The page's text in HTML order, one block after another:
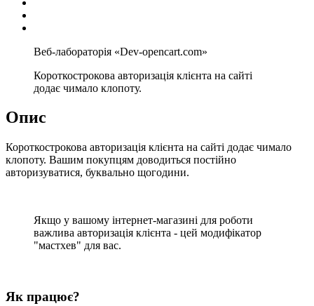
Короткострокова авторизація клієнта на сайті
додає чимало клопоту.
Опис
Короткострокова авторизація клієнта на сайті додає чимало
клопоту. Вашим покупцям доводиться постійно
авторизуватися, буквально щогодини.
Якщо у вашому інтернет-магазині для роботи
важлива авторизація клієнта - цей модифікатор
"мастхев" для вас.
Як працює?